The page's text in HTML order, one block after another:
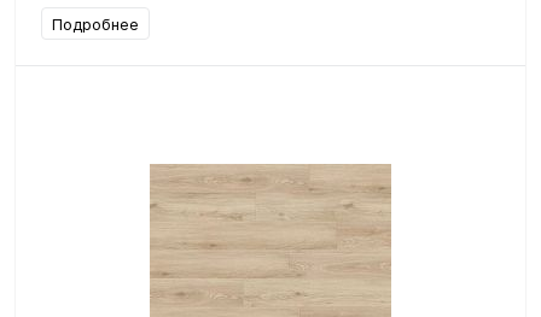
Подробнее